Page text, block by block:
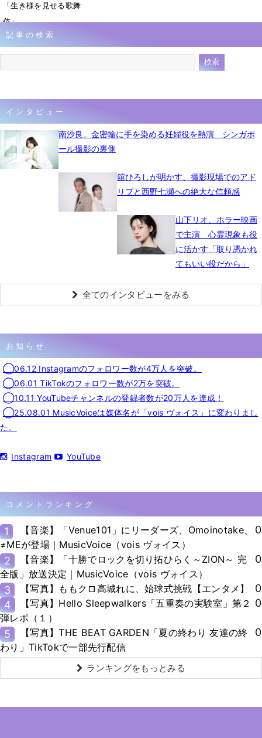
「生き様を見せる歌舞
伎」
6月10日 00時22分
記事の検索
インタビュー
南沙良、金密輸に手を染める妊婦役を熱演 シンガポ
ール撮影の裏側
舘ひろしが明かす、撮影現場でのアド
リブと西野七瀬への絶大な信頼感
山下リオ、ホラー映画
で主演 心霊現象も役
に活かす「取り憑かれ
てもいい役だから」
全てのインタビューをみる
お知らせ
◯06.12 Instagramのフォロワー数が4万人を突破。
◯06.01 TikTokのフォロワー数が2万を突破。
◯10.11 YouTubeチャンネルの登録者数が20万人を達成！
◯25.08.01 MusicVoiceは媒体名が「vois ヴォイス」に変わりまし
た。
Instagram YouTube
コメントランキング
1
【音楽】「Venue101」にリーダーズ、Omoinotake、
≠MEが登場｜MusicVoice（vois ヴォイス）
0
2
【音楽】「十勝でロックを切り拓ひらく～ZION～ 完
全版」放送決定｜MusicVoice（vois ヴォイス）
0
3 【写真】ももクロ高城れに、始球式挑戦【エンタメ】
0
4
【写真】Hello Sleepwalkers「五重奏の実験室」第２
弾レポ（１）
0
5
【写真】THE BEAT GARDEN「夏の終わり 友達の終
わり」TikTokで一部先行配信
0
ランキングをもっとみる